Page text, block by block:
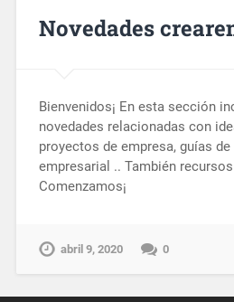
Novedades
Bienvenidos¡ En esta sección
novedades relacionadas con
proyectos de empresa, guías
empresarial .. También
Comenzamos¡
abril 9, 2020 0